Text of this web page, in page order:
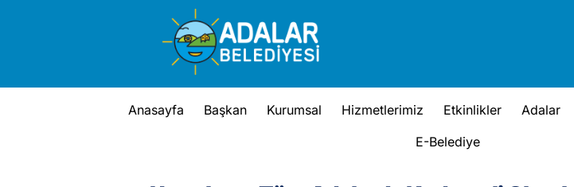
Anasayfa Başkan Kurumsal Hizmetlerimiz Etkinlikler Adalar
E-Belediye